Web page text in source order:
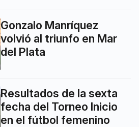
Gonzalo Manríquez
volvió al triunfo en Mar
del Plata
Resultados de la sexta
fecha del Torneo Inicio
en el fútbol femenino